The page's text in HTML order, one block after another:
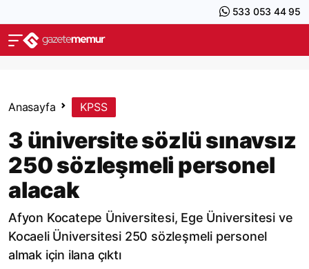
533 053 44 95
Anasayfa KPSS
3 üniversite sözlü sınavsız
250 sözleşmeli personel
alacak
Afyon Kocatepe Üniversitesi, Ege Üniversitesi ve
Kocaeli Üniversitesi 250 sözleşmeli personel
almak için ilana çıktı